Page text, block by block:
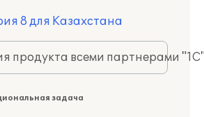
8 для Казахстана
продукта всеми партнерами
задача